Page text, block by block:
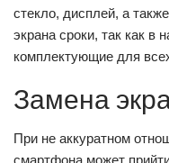
стекло, дисплей, а
экрана сроки, так как в
комплектующие для
Замена
При не аккуратном
смартфона может